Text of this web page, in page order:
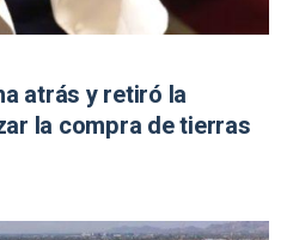
atrás y retiró la
la compra de tierras